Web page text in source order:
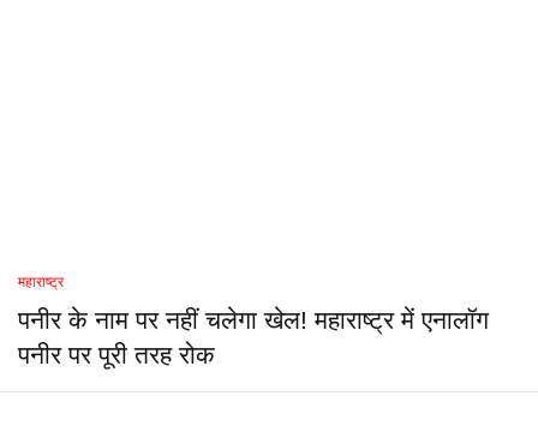
महाराष्ट्र
पनीर के नाम पर नहीं चलेगा खेल! महाराष्ट्र में एनालॉग
पनीर पर पूरी तरह रोक